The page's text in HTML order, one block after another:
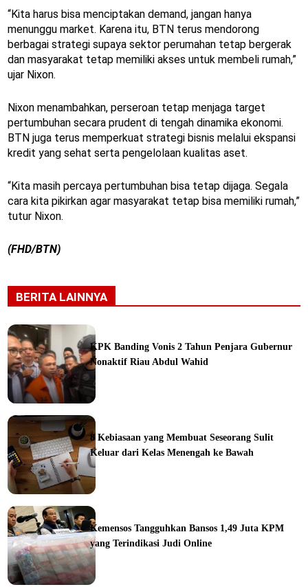
“Kita harus bisa menciptakan demand, jangan hanya
menunggu market. Karena itu, BTN terus mendorong
berbagai strategi supaya sektor perumahan tetap bergerak
dan masyarakat tetap memiliki akses untuk membeli rumah,”
ujar Nixon.
Nixon menambahkan, perseroan tetap menjaga target
pertumbuhan secara prudent di tengah dinamika ekonomi.
BTN juga terus memperkuat strategi bisnis melalui ekspansi
kredit yang sehat serta pengelolaan kualitas aset.
“Kita masih percaya pertumbuhan bisa tetap dijaga. Segala
cara kita pikirkan agar masyarakat tetap bisa memiliki rumah,”
tutur Nixon.
(FHD/BTN)
BERITA LAINNYA
KPK Banding Vonis 2 Tahun Penjara Gubernur
Nonaktif Riau Abdul Wahid
8 Kebiasaan yang Membuat Seseorang Sulit
Keluar dari Kelas Menengah ke Bawah
Kemensos Tangguhkan Bansos 1,49 Juta KPM
yang Terindikasi Judi Online